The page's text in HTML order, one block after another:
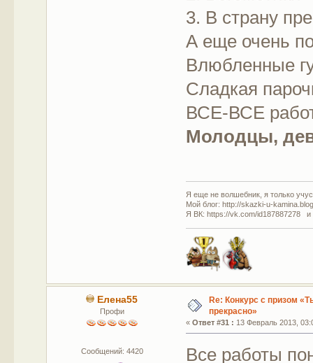
3. В страну
А еще очень
Влюбленные
Сладкая
ВСЕ-ВСЕ
Молодцы,
Я еще не волшебник, я только
Мой блог: http://skazki-u-
Я ВК: https://vk.com/id187887278 и
Елена55
Профи
Сообщений: 4420
Re: Конкурс с призом
прекрасно»
«Ответ #31 : 13 Февраль 2013,
Все работы